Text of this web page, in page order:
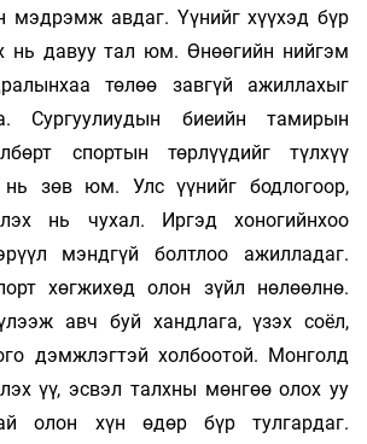
мэдрэмж авдаг. Үүнийг хүүхэд бүр
нь давуу тал юм. Өнөөгийн нийгэм
төлөө завгүй ажиллахыг
Сургуулиудын биеийн тамирын
спор­тын төрлүүдийг түлхүү
нь зөв юм. Улс үүнийг бодлогоор,
нь чухал. Иргэд хоногийнхоо
мэндгүй болтлоо ажилладаг.
хөгжихөд олон зүйл нөлөөлнө.
авч буй хандлага, үзэх соёл,
дэмж­лэгтэй холбоотой. Монголд
үү, эсвэл талхны мөнгөө олох уу
олон хүн өдөр бүр тулгардаг.